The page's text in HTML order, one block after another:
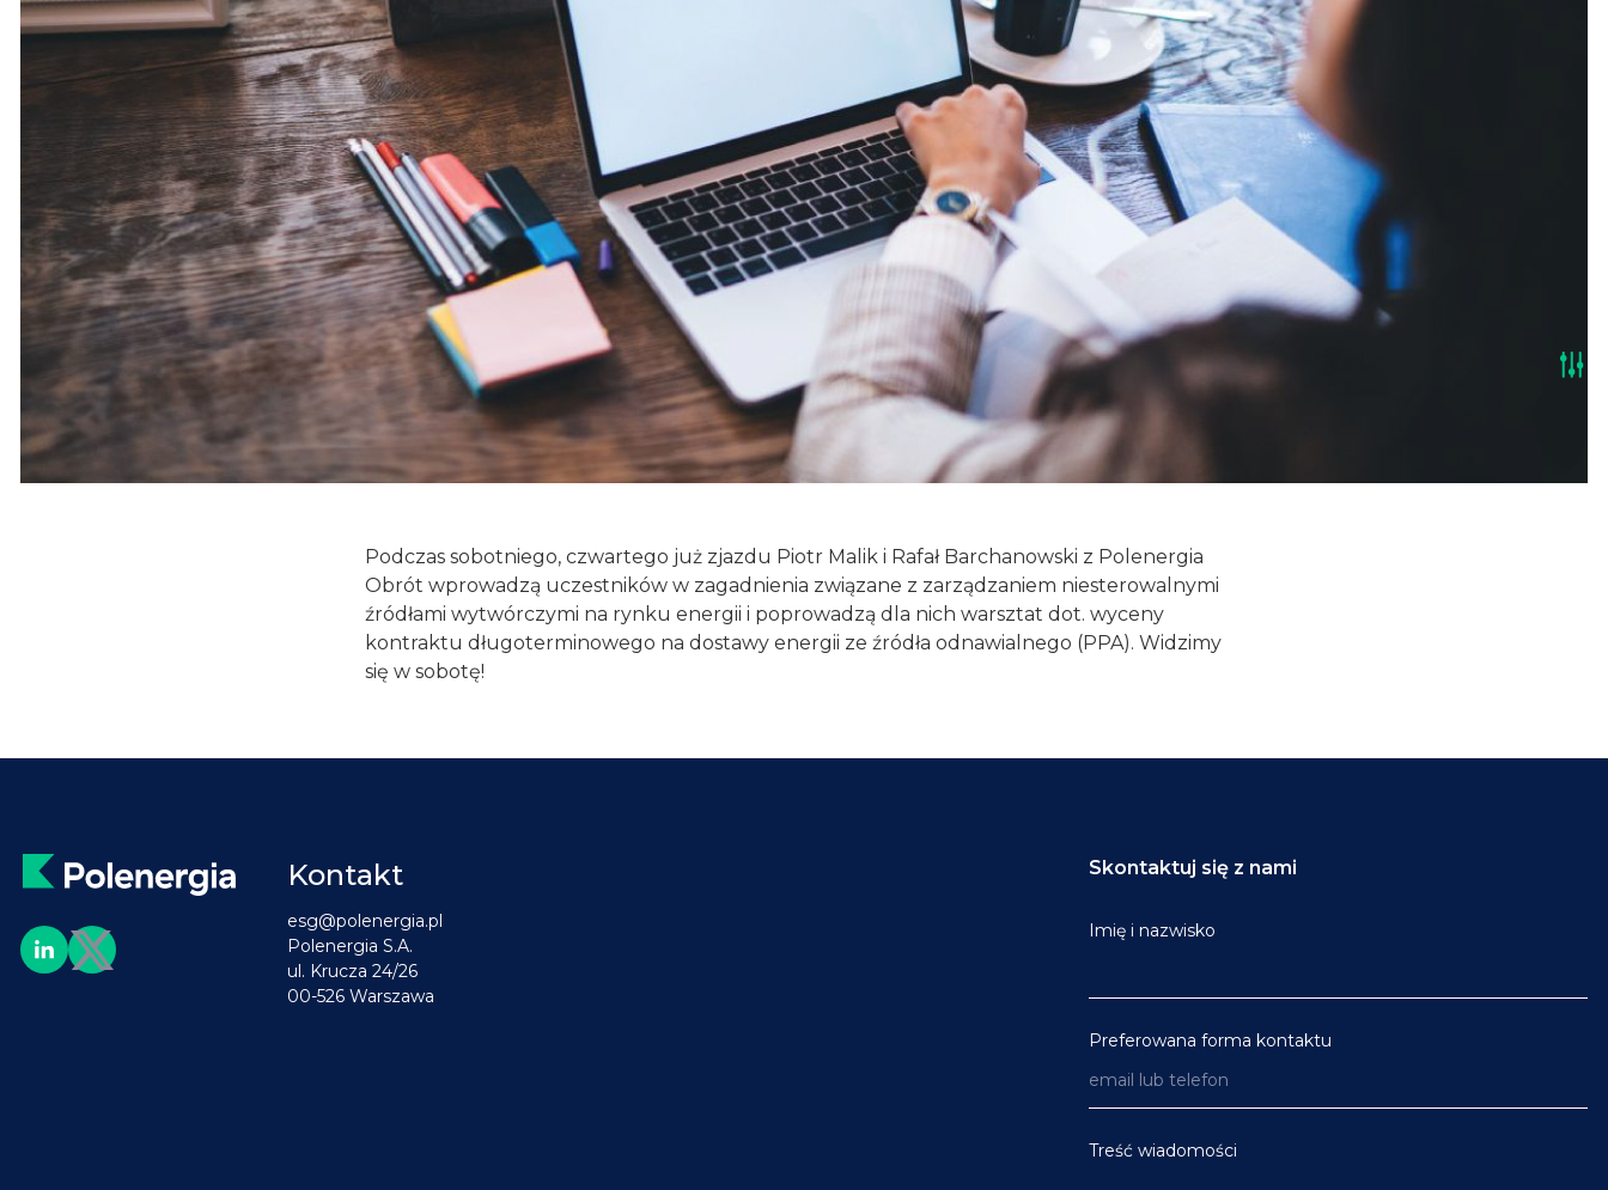
Podczas sobotniego, czwartego już zjazdu Piotr Malik i Rafał Barchanowski z Polenergia
Obrót wprowadzą uczestników w zagadnienia związane z zarządzaniem niesterowalnymi
źródłami wytwórczymi na rynku energii i poprowadzą dla nich warsztat dot. wyceny
kontraktu długoterminowego na dostawy energii ze źródła odnawialnego (PPA). Widzimy
się w sobotę!
Kontakt
esg@polenergia.pl
Polenergia S.A.
ul. Krucza 24/26
00-526 Warszawa
Skontaktuj się z nami
Imię i nazwisko
Preferowana forma kontaktu
Treść wiadomości